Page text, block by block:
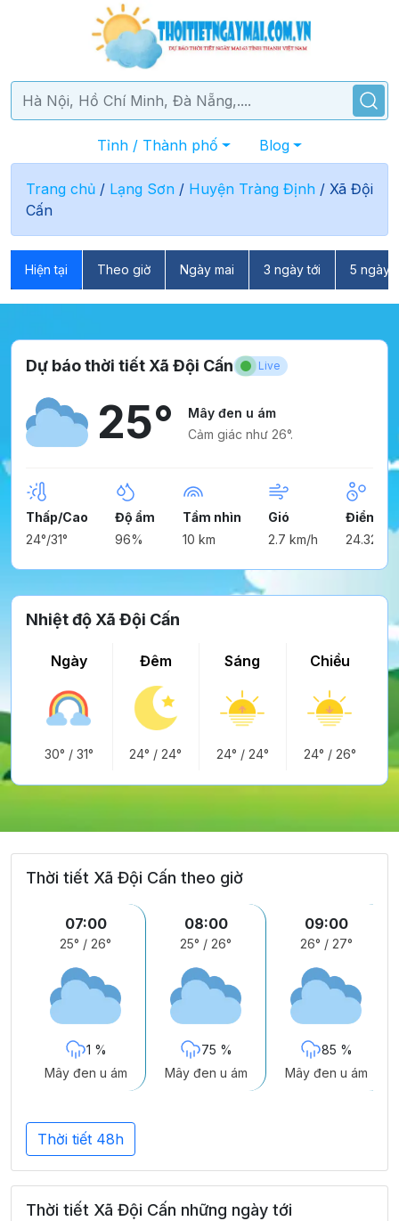
Tỉnh / Thành phố Blog
Trang chủ / Lạng Sơn / Huyện Tràng Định / Xã Đội
Cấn
Hiện tại Theo giờ Ngày mai 3 ngày tới 5 ngày
Dự báo thời tiết Xã Đội Cấn Live
25°
Mây đen u ám
Cảm giác như 26°.
Thấp/Cao
24°/31°
Độ ẩm
96%
Tầm nhìn
10 km
Gió
2.7 km/h
Điểm
24.32°
Nhiệt độ Xã Đội Cấn
Ngày
30° / 31°
Đêm
24° /24°
Sáng
24° / 24°
Chiều
24° / 26°
Thời tiết Xã Đội Cấn theo giờ
07:00
25° / 26°
1 %
Mây đen u ám
08:00
25° / 26°
75 %
Mây đen u ám
09:00
26° / 27°
85 %
Mây đen u ám
Thời tiết 48h
Thời tiết Xã Đội Cấn những ngày tới